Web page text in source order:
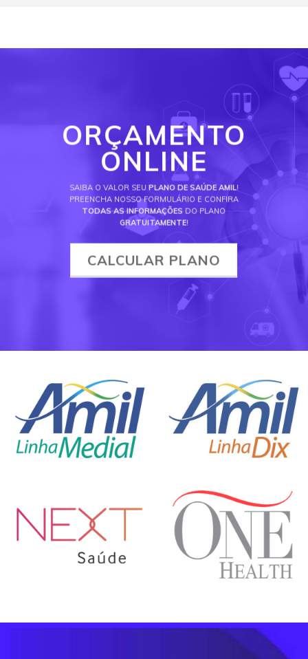
ORÇAMENTO
ONLINE
SAIBA O VALOR SEU PLANO DE SAÚDE AMIL!
PREENCHA NOSSO FORMULÁRIO E CONFIRA
TODAS AS INFORMAÇÕES DO PLANO
GRATUITAMENTE!
CALCULAR PLANO